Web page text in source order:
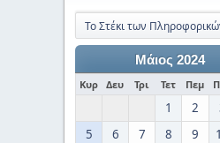
Το Στέκι των
Μάιος 2024
Κυρ Δευ Τρι Τετ Πεμ
1 2
5
6 7 8 9